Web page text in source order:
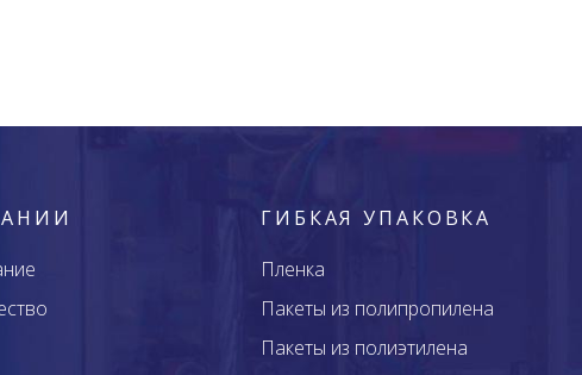
ГИБКАЯ УПАКОВКА
Пленка
Пакеты из полипропилена
Пакеты из полиэтилена